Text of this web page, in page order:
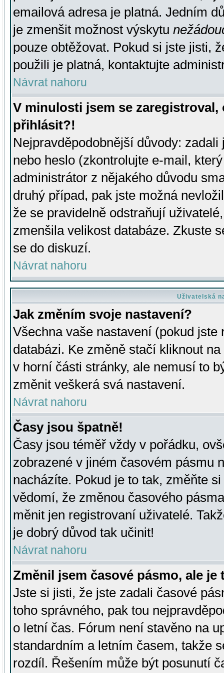
emailová adresa je platná. Jedním
je zmenšit možnost výskytu
pouze obtěžovat. Pokud si jste jisti,
použili je platná, kontaktujte
Návrat nahoru
V minulosti jsem se
přihlásit?!
Nejpravděpodobnější důvody:
nebo heslo (zkontrolujte e-mail,
administrátor z nějakého důvodu
druhý případ, pak jste možná
že se pravidelně odstraňují
zmenšila velikost databáze. Zkuste
se do diskuzí.
Návrat nahoru
Uživatelská
Jak změním svoje nastavení?
Všechna vaše nastavení (pokud
databázi. Ke změně stačí kliknout
v horní části stránky, ale nemusí to
změnit veškerá svá nastavení.
Návrat nahoru
Časy jsou špatně!
Časy jsou téměř vždy v pořádku,
zobrazené v jiném časovém pásmu
nacházíte. Pokud je to tak, změňte
vědomí, že změnou časového
měnit jen registrovaní uživatelé.
je dobrý důvod tak učinit!
Návrat nahoru
Změnil jsem časové pásmo, ale je
Jste si jisti, že jste zadali časové
toho správného, pak tou
o letní čas. Fórum není stavěno na
standardním a letním časem, takže
rozdíl. Řešením může být posunutí